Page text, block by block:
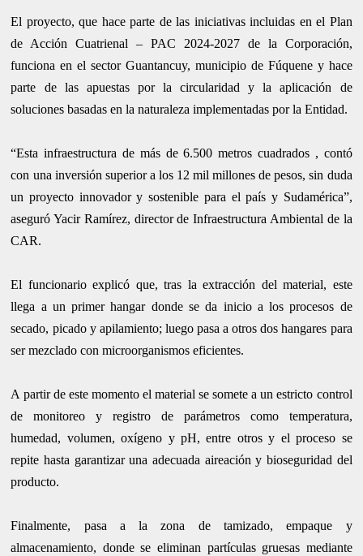
El proyecto, que hace parte de las iniciativas incluidas en el Plan
de Acción Cuatrienal – PAC 2024-2027 de la Corporación,
funciona en el sector Guantancuy, municipio de Fúquene y hace
parte de las apuestas por la circularidad y la aplicación de
soluciones basadas en la naturaleza implementadas por la Entidad.
“Esta infraestructura de más de 6.500 metros cuadrados , contó
con una inversión superior a los 12 mil millones de pesos, sin duda
un proyecto innovador y sostenible para el país y Sudamérica”,
aseguró Yacir Ramírez, director de Infraestructura Ambiental de la
CAR.
El funcionario explicó que, tras la extracción del material, este
llega a un primer hangar donde se da inicio a los procesos de
secado, picado y apilamiento; luego pasa a otros dos hangares para
ser mezclado con microorganismos eficientes.
A partir de este momento el material se somete a un estricto control
de monitoreo y registro de parámetros como temperatura,
humedad, volumen, oxígeno y pH, entre otros y el proceso se
repite hasta garantizar una adecuada aireación y bioseguridad del
producto.
Finalmente, pasa a la zona de tamizado, empaque y
almacenamiento, donde se eliminan partículas gruesas mediante